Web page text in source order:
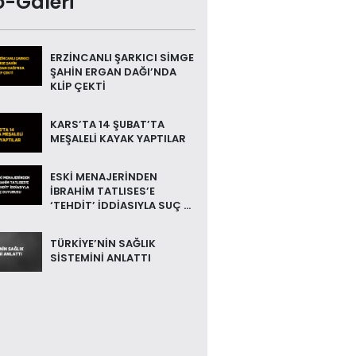
ERZİNCANLI ŞARKICI SİMGE
ŞAHİN ERGAN DAĞI’NDA
KLİP ÇEKTİ
KARS’TA 14 ŞUBAT’TA
MEŞALELİ KAYAK YAPTILAR
ESKİ MENAJERİNDEN
İBRAHİM TATLISES’E
‘TEHDİT’ İDDİASIYLA SUÇ ...
TÜRKİYE’NİN SAĞLIK
SİSTEMİNİ ANLATTI